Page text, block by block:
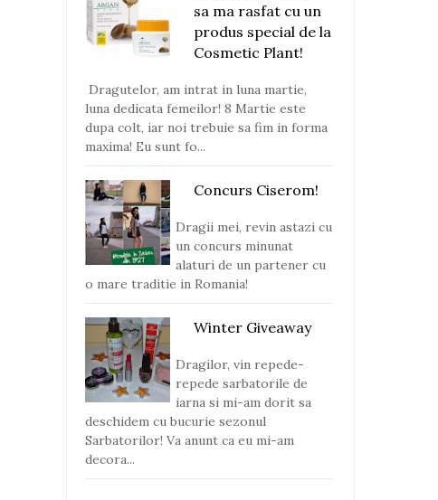
sa ma rasfat cu un
produs special de la
Cosmetic Plant!
Dragutelor, am intrat in luna martie,
luna dedicata femeilor! 8 Martie este
dupa colt, iar noi trebuie sa fim in forma
maxima! Eu sunt fo...
Concurs Ciserom!
Dragii mei, revin astazi cu
un concurs minunat
alaturi de un partener cu
o mare traditie in Romania!
Winter Giveaway
Dragilor, vin repede-
repede sarbatorile de
iarna si mi-am dorit sa
deschidem cu bucurie sezonul
Sarbatorilor! Va anunt ca eu mi-am
decora...